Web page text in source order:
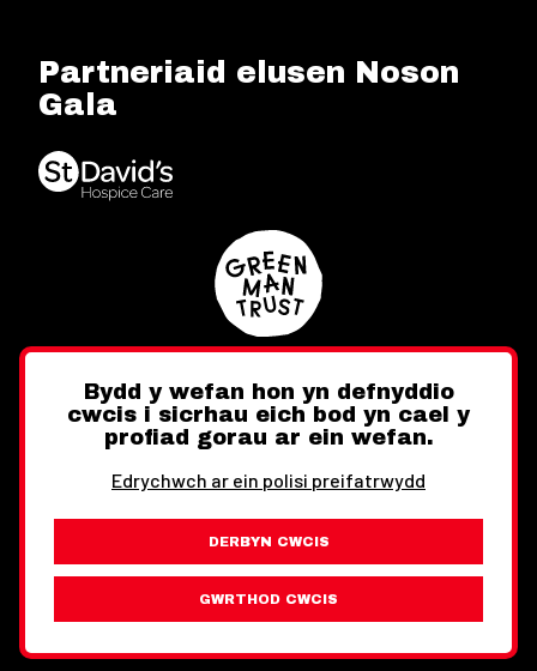
Partneriaid elusen Noson
Gala
Twitter FacebookInstagram
Ewch i'r Wefan Toward
Gwybodaeth Cyfreithiol
Wythnos Cymru Llundain © Hawlfraint 2026
Bydd y wefan hon yn defnyddio
cwcis i sicrhau eich bod yn cael y
profiad gorau ar ein wefan.
Edrychwch ar ein polisi preifatrwydd
DERBYN CWCIS
GWRTHOD CWCIS